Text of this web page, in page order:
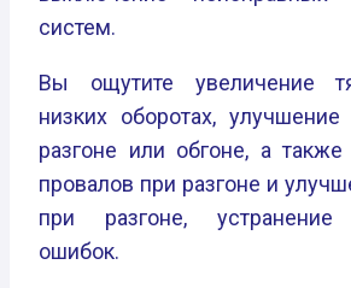
систем.
Вы ощутите увеличение
низких оборотах,
разгоне или обгоне, а
провалов при разгоне и
при разгоне, устранение
ошибок.